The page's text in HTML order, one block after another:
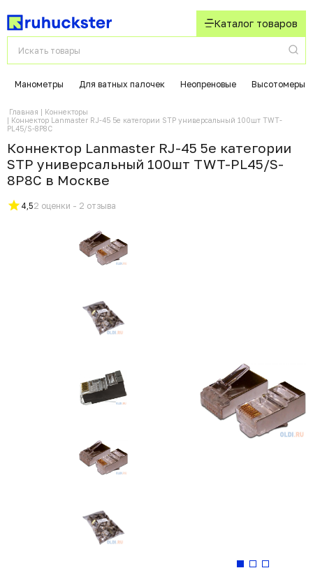
Каталог товаров
Манометры Для ватных палочек Неопреновые Высотомеры
Главная
Коннекторы
Коннектор Lanmaster RJ-45 5e категории STP универсальный 100шт TWT-
PL45/S-8P8C
Коннектор Lanmaster RJ-45 5e категории
STP универсальный 100шт TWT-PL45/S-
8P8C в Москвe
4,52 оценки - 2 отзыва